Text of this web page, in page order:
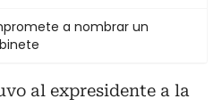
a nombrar un
al expresidente a la